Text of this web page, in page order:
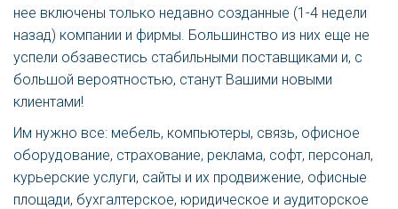
нее включены только недавно созданные (1-4 недели
назад) компании и фирмы. Большинство из них еще не
успели обзавестись стабильными поставщиками и, с
большой вероятностью, станут Вашими новыми
клиентами!
Им нужно все: мебель, компьютеры, связь, офисное
оборудование, страхование, реклама, софт, персонал,
курьерские услуги, сайты и их продвижение, офисные
площади, бухгалтерское, юридическое и аудиторское